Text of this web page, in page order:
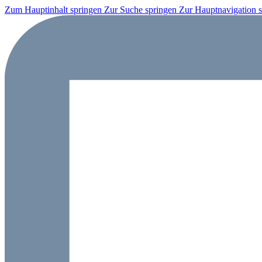
Zum Hauptinhalt springen Zur Suche springen Zur Hauptnavigation